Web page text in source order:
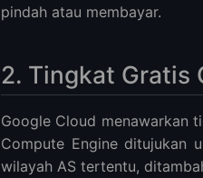
pindah atau membayar.
2. Tingkat Gratis
Google Cloud menawarkan
Compute Engine ditujukan
wilayah AS tertentu,